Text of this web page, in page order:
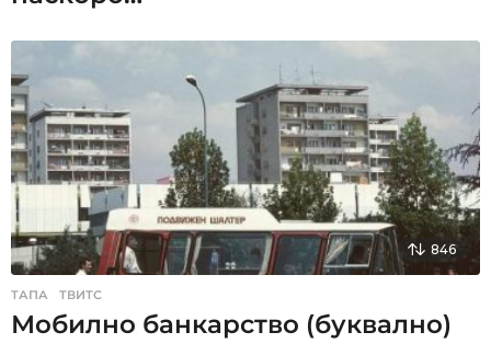
846
ТАПА ,ТВИТС
Мобилно банкарство (буквално)